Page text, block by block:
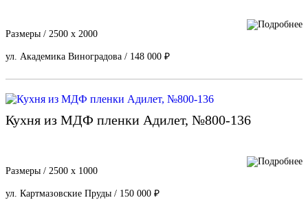
Размеры / 2500 х 2000
ул. Академика Виноградова / 148 000 ₽
Кухня из МДФ пленки Адилет, №800-136
Размеры / 2500 х 1000
ул. Картмазовские Пруды / 150 000 ₽